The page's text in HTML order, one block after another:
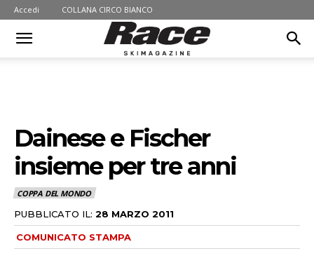
Accedi COLLANA CIRCO BIANCO
Dainese e Fischer
insieme per tre anni
COPPA DEL MONDO
PUBBLICATO IL: 28 MARZO 2011
COMUNICATO STAMPA